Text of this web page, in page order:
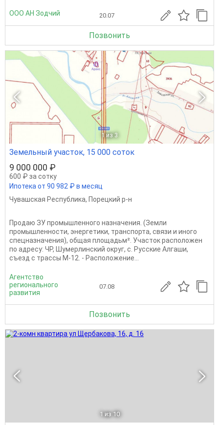
ООО АН Зодчий 20.07
Позвонить
1 из 3
Земельный участок, 15 000 соток
9 000 000 ₽
600 ₽ за сотку
Ипотека от 90 982 ₽ в месяц
Чувашская Республика, Порецкий р-н
Продаю ЗУ промышленного назначения. (Земли
промышленности, энергетики, транспорта, связи и иного
спецназначения), общая площадьм². Участок расположен
по адресу: ЧР, Шумерлинский округ, с. Русские Алгаши,
съезд с трассы М-12. - Расположение...
Агентство
регионального
развития
07.08
Позвонить
1 из 10